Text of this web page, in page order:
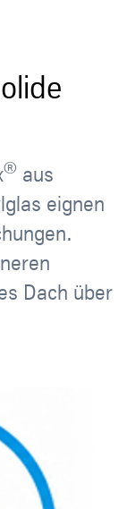
® aus
eignen
Dach über